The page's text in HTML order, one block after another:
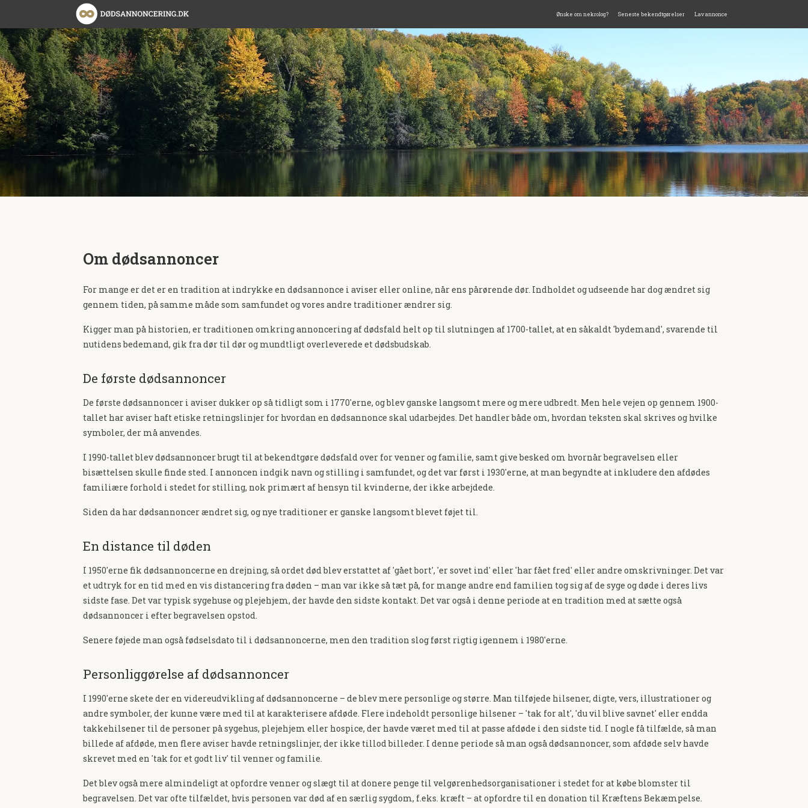
Ønske om nekrolog? Seneste bekendtgørelser Lav annonce
Om dødsannoncer
For mange er det er en tradition at indrykke en dødsannonce i aviser eller online, når ens pårørende dør. Indholdet og udseende har dog ændret sig
gennem tiden, på samme måde som samfundet og vores andre traditioner ændrer sig.
Kigger man på historien, er traditionen omkring annoncering af dødsfald helt op til slutningen af 1700-tallet, at en såkaldt 'bydemand', svarende til
nutidens bedemand, gik fra dør til dør og mundtligt overleverede et dødsbudskab.
De første dødsannoncer
De første dødsannoncer i aviser dukker op så tidligt som i 1770'erne, og blev ganske langsomt mere og mere udbredt. Men hele vejen op gennem 1900-
tallet har aviser haft etiske retningslinjer for hvordan en dødsannonce skal udarbejdes. Det handler både om, hvordan teksten skal skrives og hvilke
symboler, der må anvendes.
I 1990-tallet blev dødsannoncer brugt til at bekendtgøre dødsfald over for venner og familie, samt give besked om hvornår begravelsen eller
bisættelsen skulle finde sted. I annoncen indgik navn og stilling i samfundet, og det var først i 1930'erne, at man begyndte at inkludere den afdødes
familiære forhold i stedet for stilling, nok primært af hensyn til kvinderne, der ikke arbejdede.
Siden da har dødsannoncer ændret sig, og nye traditioner er ganske langsomt blevet føjet til.
En distance til døden
I 1950'erne fik dødsannoncerne en drejning, så ordet død blev erstattet af 'gået bort', 'er sovet ind' eller 'har fået fred' eller andre omskrivninger. Det var
et udtryk for en tid med en vis distancering fra døden – man var ikke så tæt på, for mange andre end familien tog sig af de syge og døde i deres livs
sidste fase. Det var typisk sygehuse og plejehjem, der havde den sidste kontakt. Det var også i denne periode at en tradition med at sætte også
dødsannoncer i efter begravelsen opstod.
Senere føjede man også fødselsdato til i dødsannoncerne, men den tradition slog først rigtig igennem i 1980'erne.
Personliggørelse af dødsannoncer
I 1990'erne skete der en videreudvikling af dødsannoncerne – de blev mere personlige og større. Man tilføjede hilsener, digte, vers, illustrationer og
andre symboler, der kunne være med til at karakterisere afdøde. Flere indeholdt personlige hilsener – 'tak for alt', 'du vil blive savnet' eller endda
takkehilsener til de personer på sygehus, plejehjem eller hospice, der havde været med til at passe afdøde i den sidste tid. I nogle få tilfælde, så man
billede af afdøde, men flere aviser havde retningslinjer, der ikke tillod billeder. I denne periode så man også dødsannoncer, som afdøde selv havde
skrevet med en 'tak for et godt liv' til venner og familie.
Det blev også mere almindeligt at opfordre venner og slægt til at donere penge til velgørenhedsorganisationer i stedet for at købe blomster til
begravelsen. Det var ofte tilfældet, hvis personen var død af en særlig sygdom, f.eks. kræft – at opfordre til en donation til Kræftens Bekæmpelse.